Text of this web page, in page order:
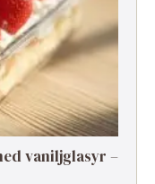
vaniljglasyr –